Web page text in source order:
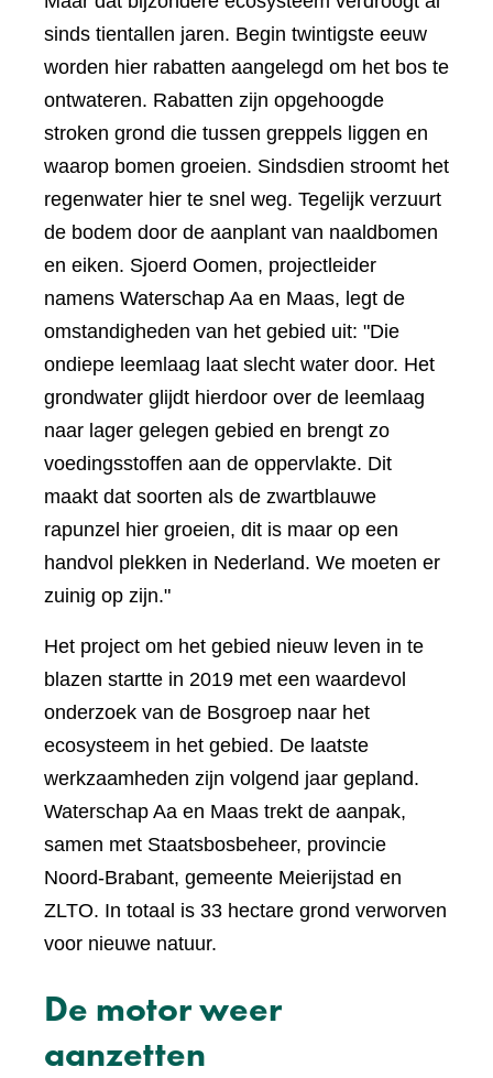
sinds tientallen jaren. Begin twintigste eeuw
worden hier rabatten aangelegd om het bos te
ontwateren. Rabatten zijn opgehoogde
stroken grond die tussen greppels liggen en
waarop bomen groeien. Sindsdien stroomt het
regenwater hier te snel weg. Tegelijk verzuurt
de bodem door de aanplant van naaldbomen
en eiken. Sjoerd Oomen, projectleider
namens Waterschap Aa en Maas, legt de
omstandigheden van het gebied uit: "Die
ondiepe leemlaag laat slecht water door. Het
grondwater glijdt hierdoor over de leemlaag
naar lager gelegen gebied en brengt zo
voedingsstoffen aan de oppervlakte. Dit
maakt dat soorten als de zwartblauwe
rapunzel hier groeien, dit is maar op een
handvol plekken in Nederland. We moeten er
zuinig op zijn."
Het project om het gebied nieuw leven in te
blazen startte in 2019 met een waardevol
onderzoek van de Bosgroep naar het
ecosysteem in het gebied. De laatste
werkzaamheden zijn volgend jaar gepland.
Waterschap Aa en Maas trekt de aanpak,
samen met Staatsbosbeheer, provincie
Noord-Brabant, gemeente Meierijstad en
ZLTO. In totaal is 33 hectare grond verworven
voor nieuwe natuur.
De motor weer
aanzetten